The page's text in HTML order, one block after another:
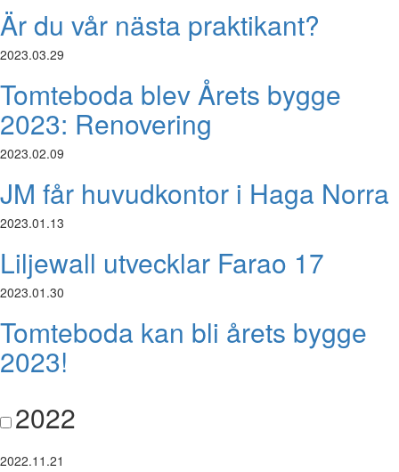
Är du vår nästa praktikant?
2023.03.29
Tomteboda blev Årets bygge
2023: Renovering
2023.02.09
JM får huvudkontor i Haga Norra
2023.01.13
Liljewall utvecklar Farao 17
2023.01.30
Tomteboda kan bli årets bygge
2023!
2022
2022.11.21